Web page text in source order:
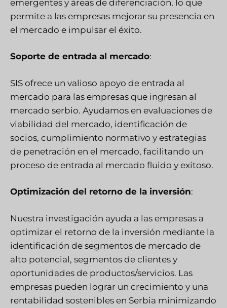
emergentes y áreas de diferenciación, lo que
permite a las empresas mejorar su presencia en
el mercado e impulsar el éxito.
Soporte de entrada al mercado:
SIS ofrece un valioso apoyo de entrada al
mercado para las empresas que ingresan al
mercado serbio. Ayudamos en evaluaciones de
viabilidad del mercado, identificación de
socios, cumplimiento normativo y estrategias
de penetración en el mercado, facilitando un
proceso de entrada al mercado fluido y exitoso.
Optimización del retorno de la inversión:
Nuestra investigación ayuda a las empresas a
optimizar el retorno de la inversión mediante la
identificación de segmentos de mercado de
alto potencial, segmentos de clientes y
oportunidades de productos/servicios. Las
empresas pueden lograr un crecimiento y una
rentabilidad sostenibles en Serbia minimizando